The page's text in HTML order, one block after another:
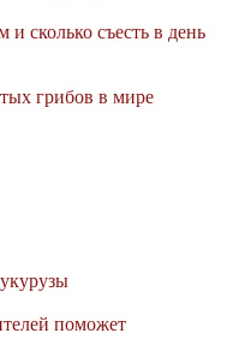
сколько съесть в день
грибов в мире
поможет